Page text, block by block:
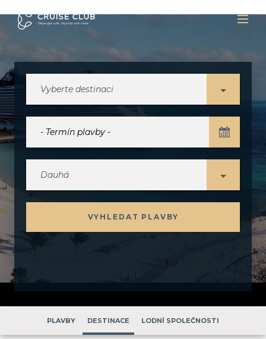
Vyberte destinaci
Dauhá
VYHLEDAT PLAVBY
PLAVBY DESTINACE LODNÍ SPOLEČNOSTI